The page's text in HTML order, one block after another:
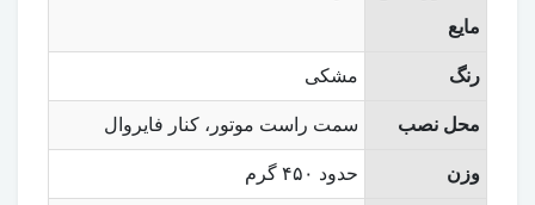
مایع
رنگ مشکی
محل نصب سمت راست موتور، کنار فایروال
وزن حدود ۴۵۰ گرم